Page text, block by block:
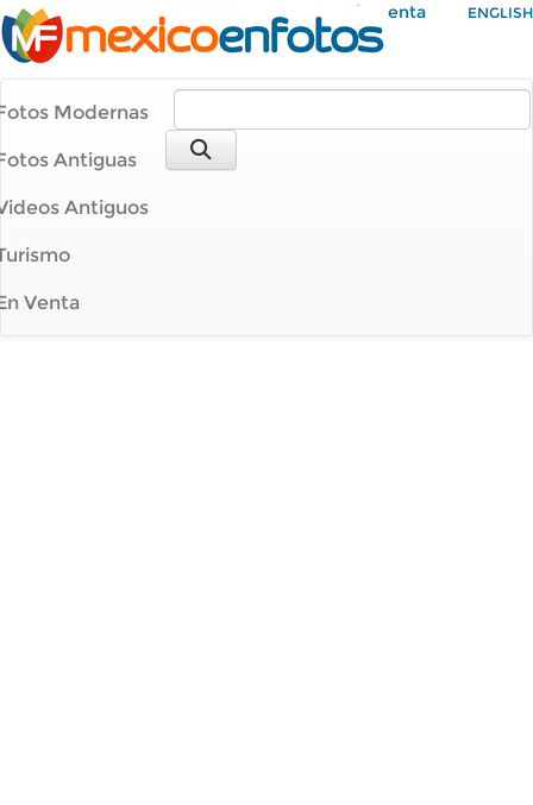
Mi Cuenta ENGLISH
Modernas
Antiguas
Antiguos
Venta